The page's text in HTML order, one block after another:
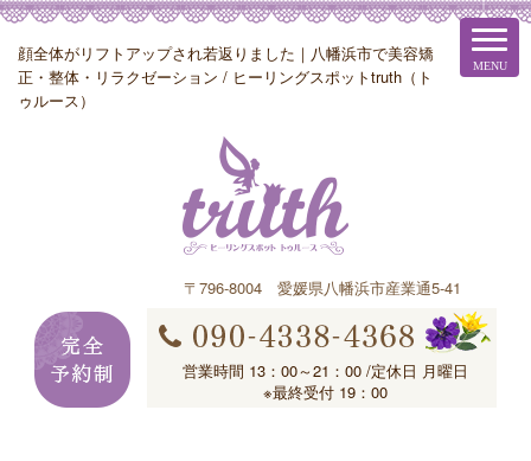
顔全体がリフトアップされ若返りました｜八幡浜市で美容矯
正・整体・リラクゼーション / ヒーリングスポットtruth（ト
ゥルース）
〒796-8004 愛媛県八幡浜市産業通5-41
営業時間 13：00～21：00 /定休日 月曜日
※最終受付 19：00